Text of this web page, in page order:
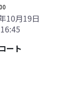
ート
10月19日
16:45